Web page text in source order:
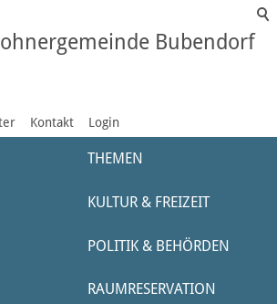
Bubendorf
Kontakt Login
THEMEN
KULTUR & FREIZEIT
POLITIK & BEHÖRDEN
RAUMRESERVATION